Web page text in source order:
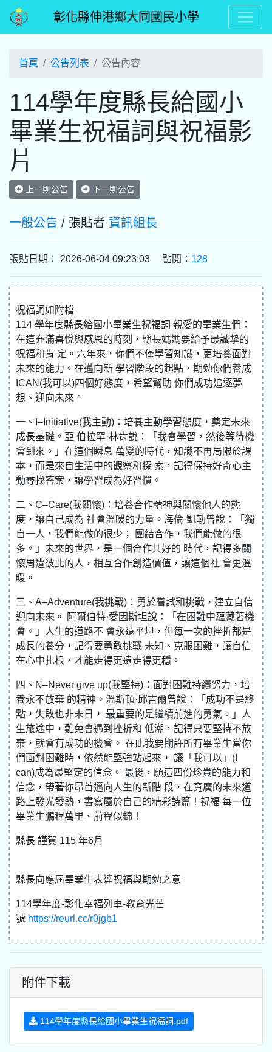
彰化縣伸港鄉大同國民小學
首頁 公告列表 公告內容
114學年度縣長給國小
畢業生祝福詞與祝福影
片
上一則公告 下一則公告
一般公告 / 張貼者 資訊組長
張貼日期： 2026-06-04 09:23:03 點閱： 128
祝福詞如附檔
114 學年度縣長給國小畢業生祝福詞 親愛的畢業生們：
在這充滿喜悅與感恩的時刻，縣長媽媽要給予最誠摯的
祝福和肯 定。六年來，你們不僅學習知識，更培養面對
未來的能力。在邁向新 學習階段的起點，期勉你們養成
ICAN(我可以)四個好態度，希望幫助 你們成功追逐夢
想、迎向未來。
一、I–Initiative(我主動)：培養主動學習態度，奠定未來
成長基礎。亞 伯拉罕·林肯說：「我會學習，然後等待機
會到來。」在這個瞬息 萬變的時代，知識不再局限於課
本，而是來自生活中的觀察和探 索，記得保持好奇心主
動尋找答案，讓學習成為好習慣。
二、C–Care(我關懷)：培養合作精神與關懷他人的態
度，讓自己成為 社會溫暖的力量。海倫·凱勒曾說：「獨
自一人，我們能做的很少； 團結合作，我們能做的很
多。」未來的世界，是一個合作共好的 時代，記得多關
懷周遭彼此的人，相互合作創造價值，讓這個社 會更溫
暖。
三、A–Adventure(我挑戰)：勇於嘗試和挑戰，建立自信
迎向未來。 阿爾伯特·愛因斯坦說：「在困難中蘊藏著機
會。」人生的道路不 會永遠平坦，但每一次的挫折都是
成長的養分，記得要勇敢挑戰 未知、克服困難，讓自信
在心中扎根，才能走得更遠走得更穩。
四、N–Never give up(我堅持)：面對困難持續努力，培
養永不放棄 的精神。溫斯頓·邱吉爾曾說：「成功不是終
點，失敗也非末日， 最重要的是繼續前進的勇氣。」人
生旅途中，難免會遇到挫折和 低潮，記得只要堅持不放
棄，就會有成功的機會。 在此我要期許所有畢業生當你
們面對困難時，依然能堅強站起來， 讓「我可以」(I
can)成為最堅定的信念。 最後，願這四份珍貴的能力和
信念，帶著你昂首邁向人生的新階 段，在寬廣的未來道
路上發光發熱，書寫屬於自己的精彩詩篇！祝福 每一位
畢業生鵬程萬里、前程似錦！
縣長 謹賀 115 年6月
縣長向應屆畢業生表達祝福與期勉之意
114學年度-彰化幸福列車-教育光芒
號 https://reurl.cc/r0jgb1
附件下載
114學年度縣長給國小畢業生祝福詞.pdf